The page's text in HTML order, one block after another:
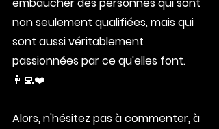
embaucher des personnes qui sont
non seulement qualifiées, mais qui
sont aussi véritablement
passionnées par ce qu'elles font.
👩‍💻❤️
Alors, n'hésitez pas à commenter, à